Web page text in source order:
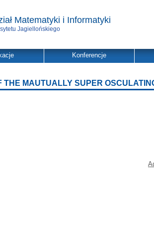
Matematyki i Informatyki
Jagiellońskiego
Konferencje
THE MAUTUALLY SUPER